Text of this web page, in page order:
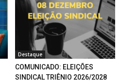
Destaque
COMUNICADO: ELEIÇÕES
SINDICAL TRIÊNIO 2026/2028